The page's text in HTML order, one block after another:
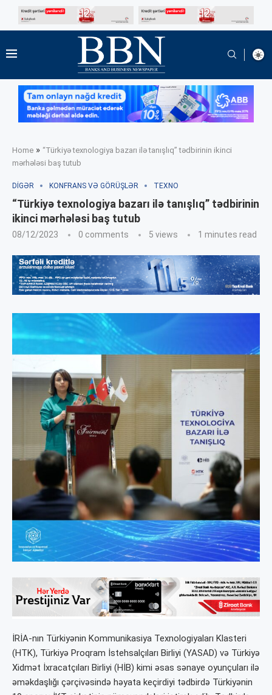
Home » “Türkiyə texnologiya bazarı ilə tanışlıq” tədbirinin ikinci
mərhələsi baş tutub
DIGƏR KONFRANS VƏ GÖRÜŞLƏR TEXNO
“Türkiyə texnologiya bazarı ilə tanışlıq” tədbirinin
ikinci mərhələsi baş tutub
08/12/2023 0 comments 5 views 1 minutes read
İRİA-nın Türkiyənin Kommunikasiya Texnologiyaları Klasteri
(HTK), Türkiyə Proqram İstehsalçıları Birliyi (YASAD) və Türkiyə
Xidmət İxracatçıları Birliyi (HİB) kimi əsas sənaye oyunçuları ilə
əməkdaşlığı çərçivəsində həyata keçirdiyi tədbirdə Türkiyənin